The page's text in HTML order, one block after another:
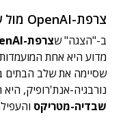
צרפת-OpenAI מול שבדיה-מטריקס
ב-"הצגה" שצרפת-OpenAI
מדוע היא אחת
שסיימה את שלב הבתים
נורבגיה-אנת'רופיק, היא
שבדיה-מטריקס